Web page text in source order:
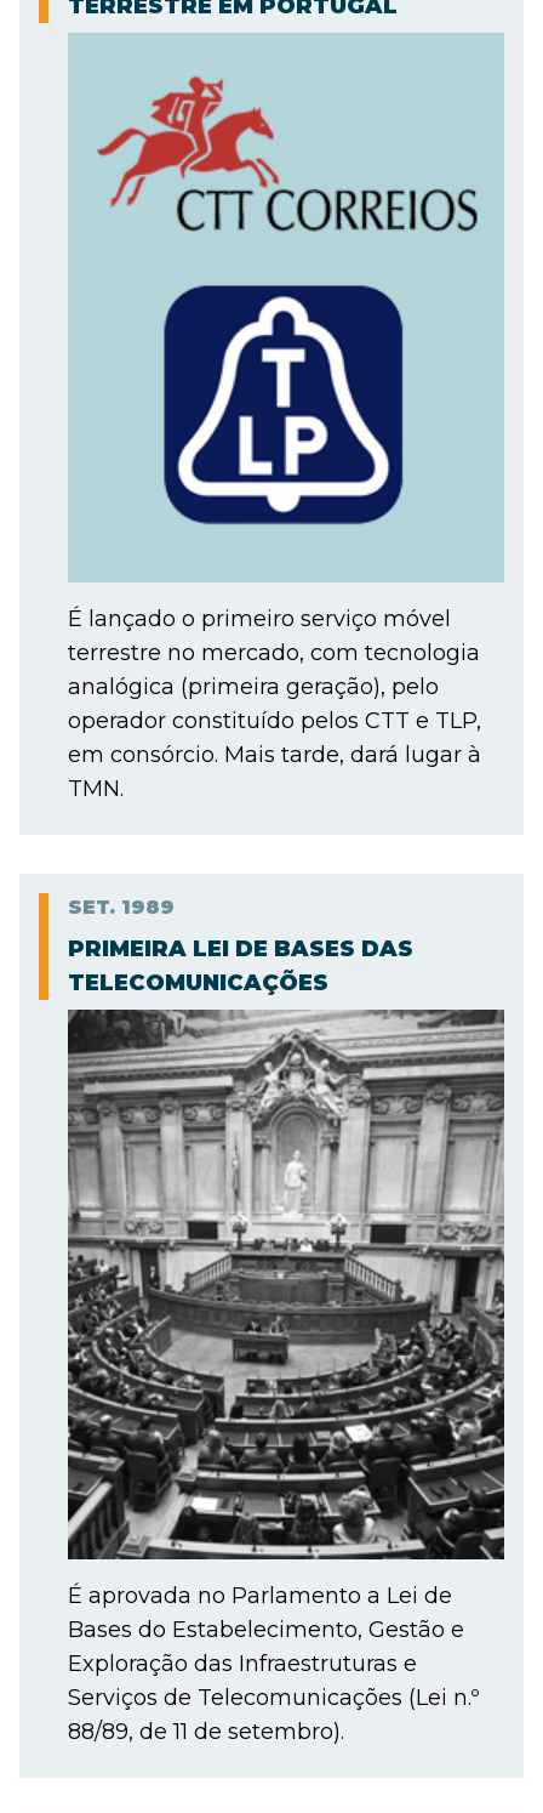
TERRESTRE EM PORTUGAL
É lançado o primeiro serviço móvel
terrestre no mercado, com tecnologia
analógica (primeira geração), pelo
operador constituído pelos CTT e TLP,
em consórcio. Mais tarde, dará lugar à
TMN.
SET. 1989
PRIMEIRA LEI DE BASES DAS
TELECOMUNICAÇÕES
É aprovada no Parlamento a Lei de
Bases do Estabelecimento, Gestão e
Exploração das Infraestruturas e
Serviços de Telecomunicações (Lei n.º
88/89, de 11 de setembro).